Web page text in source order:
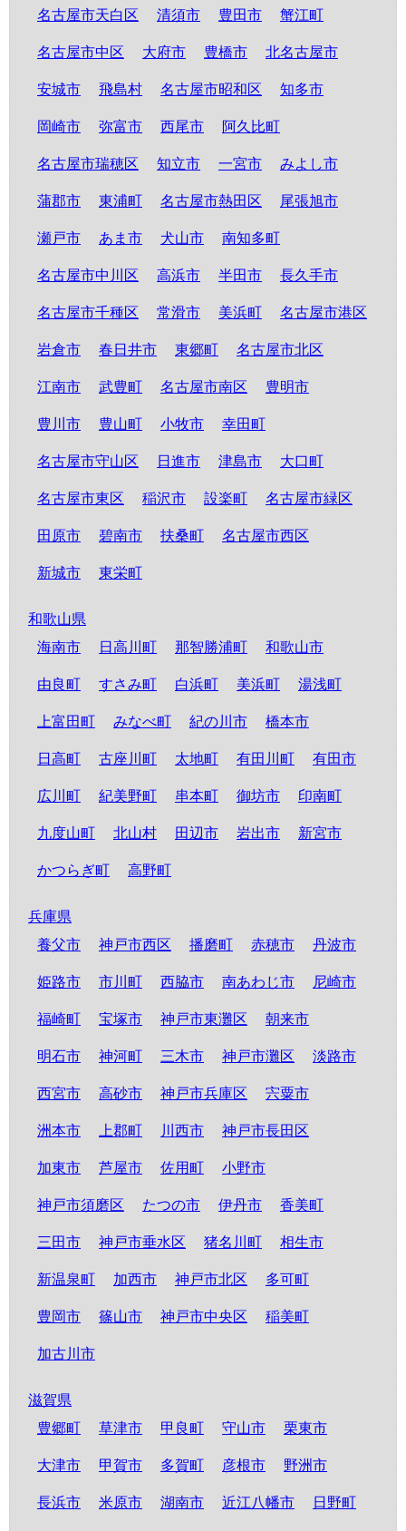
名古屋市天白区 清須市 豊田市 蟹江町
名古屋市中区 大府市 豊橋市 北名古屋市
安城市 飛島村 名古屋市昭和区 知多市
岡崎市 弥富市 西尾市 阿久比町
名古屋市瑞穂区 知立市 一宮市 みよし市
蒲郡市 東浦町 名古屋市熱田区 尾張旭市
瀬戸市 あま市 犬山市 南知多町
名古屋市中川区 高浜市 半田市 長久手市
名古屋市千種区 常滑市 美浜町 名古屋市港区
岩倉市 春日井市 東郷町 名古屋市北区
江南市 武豊町 名古屋市南区 豊明市
豊川市 豊山町 小牧市 幸田町
名古屋市守山区 日進市 津島市 大口町
名古屋市東区 稲沢市 設楽町 名古屋市緑区
田原市 碧南市 扶桑町 名古屋市西区
新城市 東栄町
和歌山県
海南市
日高川町 那智勝浦町 和歌山市
由良町 すさみ町 白浜町 美浜町 湯浅町
上富田町 みなべ町 紀の川市 橋本市
日高町 古座川町 太地町 有田川町 有田市
広川町 紀美野町 串本町 御坊市 印南町
九度山町 北山村 田辺市 岩出市 新宮市
かつらぎ町 高野町
兵庫県
養父市
神戸市西区 播磨町 赤穂市 丹波市
姫路市 市川町 西脇市 南あわじ市 尼崎市
福崎町 宝塚市 神戸市東灘区 朝来市
明石市 神河町 三木市 神戸市灘区 淡路市
西宮市 高砂市 神戸市兵庫区 宍粟市
洲本市 上郡町 川西市 神戸市長田区
加東市 芦屋市 佐用町 小野市
神戸市須磨区 たつの市 伊丹市 香美町
三田市 神戸市垂水区 猪名川町 相生市
新温泉町 加西市 神戸市北区 多可町
豊岡市 篠山市 神戸市中央区 稲美町
加古川市
滋賀県
豊郷町
草津市 甲良町 守山市 栗東市
大津市 甲賀市 多賀町 彦根市 野洲市
長浜市 米原市 湖南市 近江八幡市 日野町